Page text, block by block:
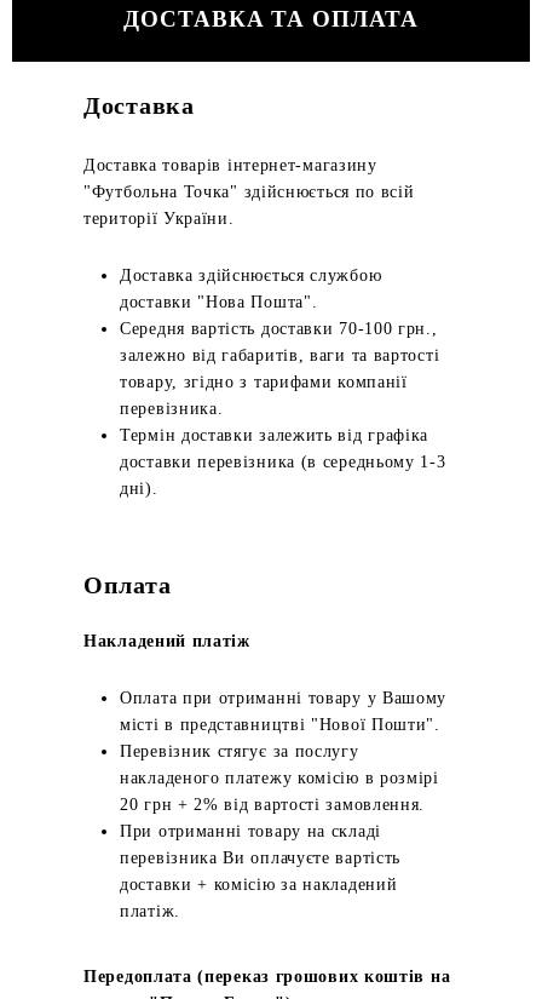
ДОСТАВКА ТА ОПЛАТА
Доставка
Доставка товарів інтернет-магазину
"Футбольна Точка" здійснюється по всій
території України.
Доставка здійснюється службою
доставки "Нова Пошта".
Середня вартість доставки 70-100 грн.,
залежно від габаритів, ваги та вартості
товару, згідно з тарифами компанії
перевізника.
Термін доставки залежить від графіка
доставки перевізника (в середньому 1-3
дні).
Оплата
Накладений платіж
Оплата при отриманні товару у Вашому
місті в представництві "Нової Пошти".
Перевізник стягує за послугу
накладеного платежу комісію в розмірі
20 грн + 2% від вартості замовлення.
При отриманні товару на складі
перевізника Ви оплачуєте вартість
доставки + комісію за накладений
платіж.
Передоплата (переказ грошових коштів на